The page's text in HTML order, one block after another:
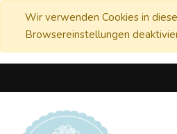
Wir verwenden Cookies in
Browsereinstellungen